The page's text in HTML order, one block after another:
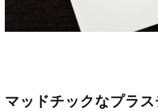
マッドチックなプラ